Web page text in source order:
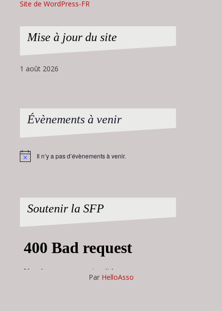
Site de WordPress-FR
Mise à jour du site
1 août 2026
Évènements à venir
Notice Il n’y a pas d’évènements à venir.
Soutenir la SFP
Par HelloAsso